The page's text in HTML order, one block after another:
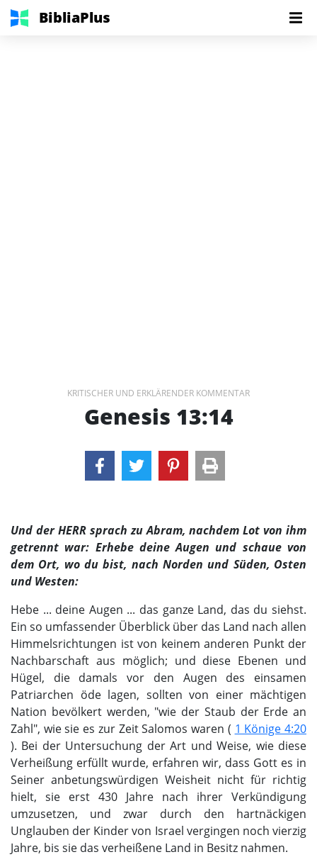
BibliaPlus
KRITISCHER UND ERKLÄRENDER KOMMENTAR
Genesis 13:14
Und der HERR sprach zu Abram, nachdem Lot von ihm
getrennt war: Erhebe deine Augen und schaue von
dem Ort, wo du bist, nach Norden und Süden, Osten
und Westen:
Hebe ... deine Augen ... das ganze Land, das du siehst.
Ein so umfassender Überblick über das Land nach allen
Himmelsrichtungen ist von keinem anderen Punkt der
Nachbarschaft aus möglich; und diese Ebenen und
Hügel, die damals vor den Augen des einsamen
Patriarchen öde lagen, sollten von einer mächtigen
Nation bevölkert werden, "wie der Staub der Erde an
Zahl", wie sie es zur Zeit Salomos waren ( 1 Könige 4:20
). Bei der Untersuchung der Art und Weise, wie diese
Verheißung erfüllt wurde, erfahren wir, dass Gott es in
Seiner anbetungswürdigen Weisheit nicht für richtig
hielt, sie erst 430 Jahre nach ihrer Verkündigung
umzusetzen, und zwar durch den hartnäckigen
Unglauben der Kinder von Israel vergingen noch vierzig
Jahre, bis sie das verheißene Land in Besitz nahmen.